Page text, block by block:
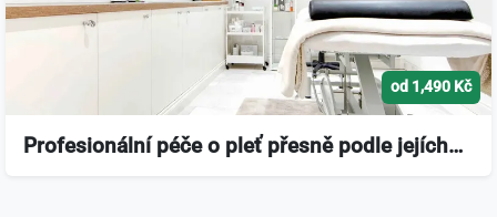
od 1,490 Kč
Profesionální péče o pleť přesně podle jejích…